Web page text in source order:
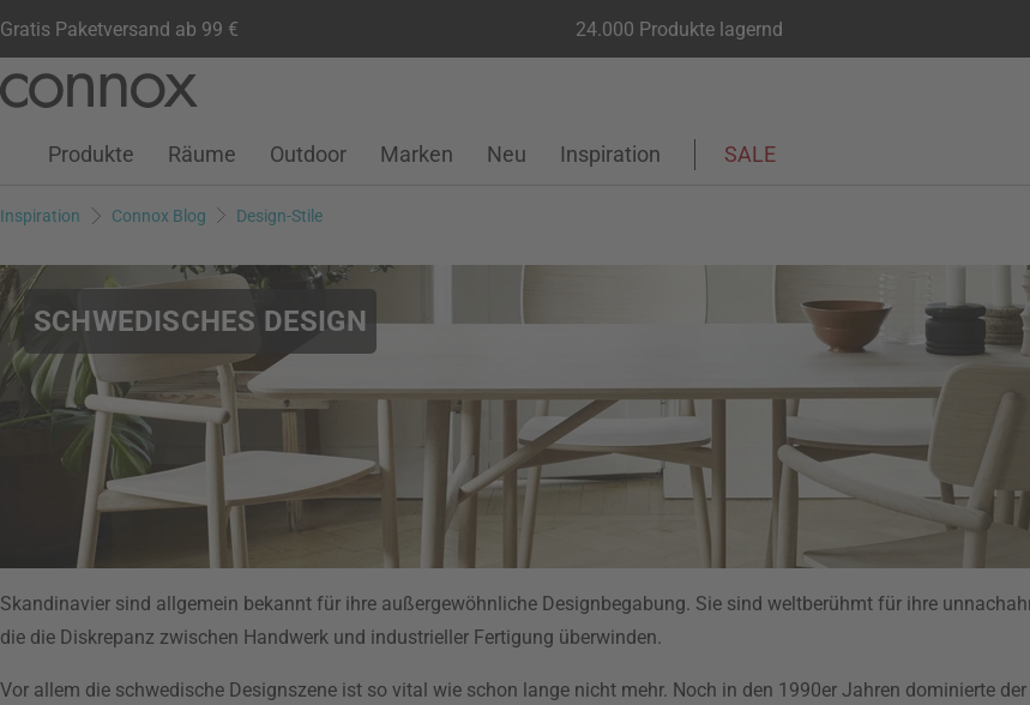
Gratis Paketversand ab 99 € 24.000 Produkte lagernd
Seiteninhalt
Suchfeld
Kundenkonto
Wunschliste
Warenkorb
Produkte Räume Outdoor Marken Neu Inspiration SALE
Inspiration Connox Blog Design-Stile
SCHWEDISCHES DESIGN
Skandinavier sind allgemein bekannt für ihre außergewöhnliche Designbegabung. Sie sind weltberühmt für ihre
die die Diskrepanz zwischen Handwerk und industrieller Fertigung überwinden.
Vor allem die schwedische Designszene ist so vital wie schon lange nicht mehr. Noch in den 1990er Jahren dominierte